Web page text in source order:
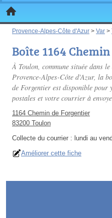
Provence-Alpes-Côte d'Azur > Var >
Boîte 1164
À Toulon, commune située dans
Provence-Alpes-Côte d'Azur, la
de Forgentier est disponible pour
postales et votre courrier à
1164 Chemin de Forgentier
83200 Toulon
Collecte du courrier : lundi au
Améliorer cette fiche